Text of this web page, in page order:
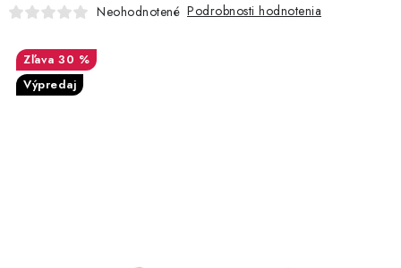
PRSTENE
Neohodnotené Podrobnosti hodnotenia
30 %
Výpredaj